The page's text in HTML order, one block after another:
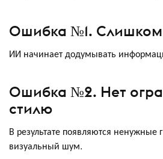
Ошибка №1.
ИИ начинает додумывать
Ошибка №2. Нет
стилю
В результате появляются ненужные
визуальный шум.